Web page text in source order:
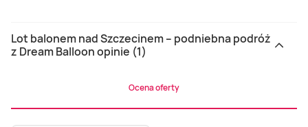
Lot balonem nad Szczecinem – podniebna podróż
z Dream Balloon opinie (1)
Ocena oferty